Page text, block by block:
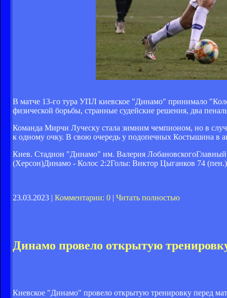
В матче 13-го тура УПЛ киевское "Динамо" принимало
физической борьбы, странные судейские решения, два
Команда Мирчи Луческу стала зимним чемпионом, но в
к одному очку. В свою очередь у подопечных Костышина в
Киев. Стадион "Динамо" им. Валерия
(Херсон)Динамо - Колос 2:2Голы: Виктор Цыганков 74
23.03.2023 | Комментарии: 0 | Читать полностью
Динамо провело открытую
Киевское "Динамо" провело открытую тренировку перед